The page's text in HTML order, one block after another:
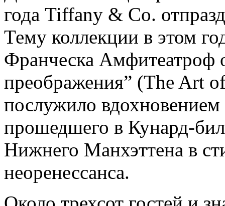
года Tiffany & Co.
Тему коллекции в этом
Франческа Амфитеатроф
преображения” (The Art
послужило
прошедшего в Кунард-
Нижнего Манхэттена в
неоренессанса.